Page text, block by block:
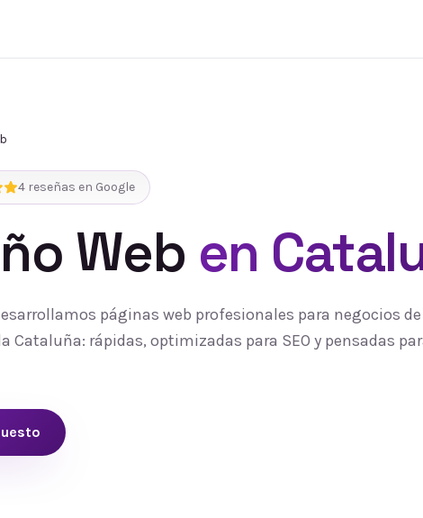
4 reseñas en Google
Web en
páginas web profesionales para negocios
Cataluña: rápidas, optimizadas para SEO y pensadas